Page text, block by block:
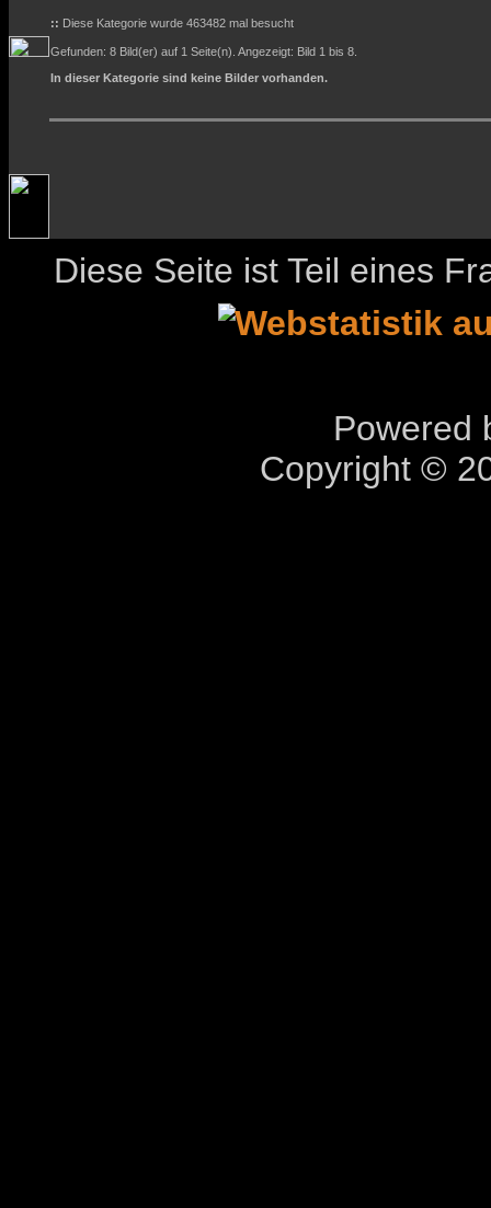
:: Diese Kategorie wurde 463482 mal besucht
Gefunden: 8 Bild(er) auf 1 Seite(n). Angezeigt: Bild 1 bis 8.
In dieser Kategorie sind keine Bilder vorhanden.
Diese Seite ist Teil eines
Powered
Copyright ©